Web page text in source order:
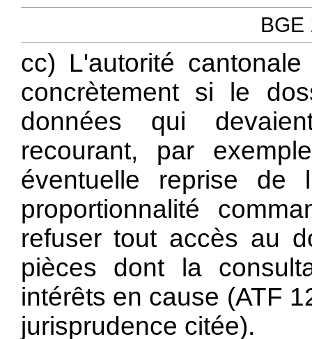
BGE
cc) L'autorité
concrètement si le
données qui
recourant, par
éventuelle reprise de
proportionnalité
refuser tout accès au
pièces dont la
intérêts en cause (ATF
jurisprudence citée).